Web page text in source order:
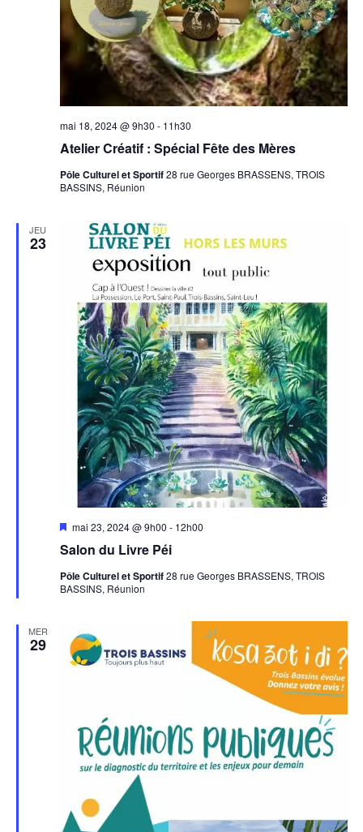
Atelier Créatif : Spécial Fête des Mères
mai 18, 2024 @ 9h30 - 11h30
Pôle Culturel et Sportif28 rue Georges BRASSENS, TROIS
BASSINS, Réunion
JEU
23
Salon du Livre Péi
Mis
avant
mai 23, 2024 @ 9h00 - 12h00
Pôle Culturel et Sportif28 rue Georges BRASSENS, TROIS
BASSINS, Réunion
MER
29